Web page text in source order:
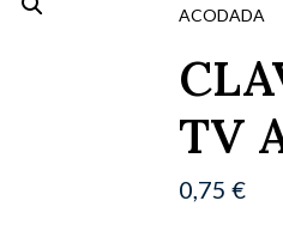
ACODADA
TV
0,75 €